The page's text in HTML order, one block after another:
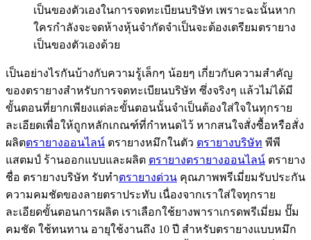
เป็นของตัวเองในการจดทะเบียนบริษัท เพราะฉะนั้นหาก
ใครกำลังจะจดห้างหุ้นจำกัดจำเป็นจะต้องเตรียมตรายาง
เป็นของตัวเองด้วย
เป็นอย่างไรกันบ้างกับความรู้เล็กๆ น้อยๆ เกี่ยวกับความสำคัญ
ของตรายางสำหรับการจดทะเบียนบริษัท ซึ่งจริงๆ แล้วไม่ได้มี
ขั้นตอนที่ยากเพียงแต่ละขั้นตอนนั้นจำเป็นต้องใส่ใจในทุกราย
ละเอียดเพื่อให้ถูกหลักเกณฑ์ที่กำหนดไว้ หากสนใจสั่งซื้อหรือสั่ง
ผลิตตรายางออนไลน์ ตรายางหมึกในตัว ตรายางบริษัท พีพี
แสตมป์ ร้านออกแบบและผลิต ตรายางตรายางออนไลน์ ตรายาง
ชื่อ ตรายางบริษัท รับทำตรายางด่วน คุณภาพพรีเมี่ยมรับประกัน
ความคมชัดของลายตราประทับ เนื่องจากเราใส่ใจทุกราย
ละเอียดขั้นตอนการผลิต เราเลือกใช้ยางพาราเกรดพรีเมี่ยม ปั๊ม
คมชัด ใช้ทนทาน อายุใช้งานถึง 10 ปี สำหรับตรายางแบบหมึก